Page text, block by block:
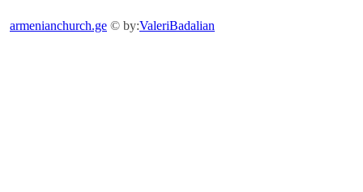
armenianchurch.ge © by:ValeriBadalian